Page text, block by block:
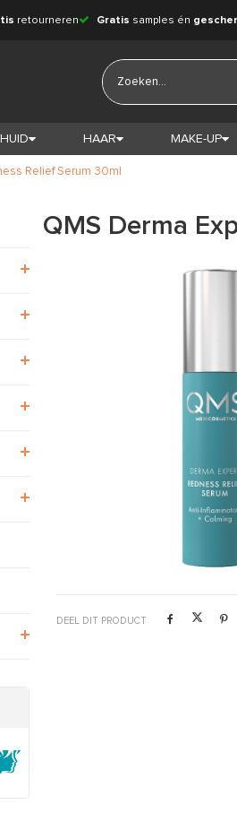
retourneren Gratis samples én
HUID HAAR MAKE-UP
Relief Serum 30ml
QMS Derma
DEEL DIT PRODUCT